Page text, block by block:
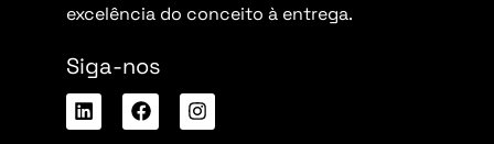
excelência do conceito à entrega.
Siga-nos